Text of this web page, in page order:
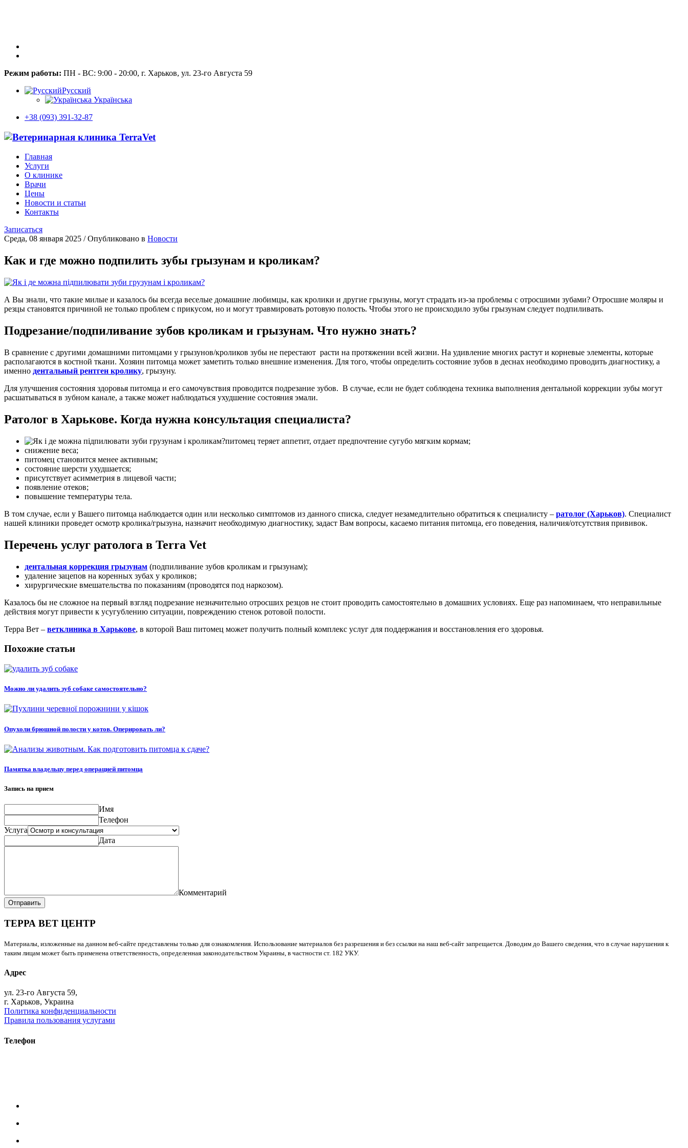
Режим работы: ПН - ВС: 9:00 - 20:00, г. Харьков, ул. 23-го Августа 59
Русский
Українська
+38 (093) 391-32-87
Главная
Услуги
О клинике
Врачи
Цены
Новости и статьи
Контакты
Записаться
Среда, 08 января 2025 /Опубликовано в Новости
Как и где можно подпилить зубы грызунам и кроликам?
А Вы знали, что такие милые и казалось бы всегда веселые домашние любимцы, как кролики и другие грызуны, могут страдать из-за проблемы с отросшими зубами? Отросшие моляры и
резцы становятся причиной не только проблем с прикусом, но и могут травмировать ротовую полость. Чтобы этого не происходило зубы грызунам следует подпиливать.
Подрезание/подпиливание зубов кроликам и грызунам. Что нужно знать?
В сравнение с другими домашними питомцами у грызунов/кроликов зубы не перестают расти на протяжении всей жизни. На удивление многих растут и корневые элементы, которые
располагаются в костной ткани. Хозяин питомца может заметить только внешние изменения. Для того, чтобы определить состояние зубов в деснах необходимо проводить диагностику, а
именно дентальный рентген кролику, грызуну.
Для улучшения состояния здоровья питомца и его самочувствия проводится подрезание зубов. В случае, если не будет соблюдена техника выполнения дентальной коррекции зубы могут
расшатываться в зубном канале, а также может наблюдаться ухудшение состояния эмали.
Ратолог в Харькове. Когда нужна консультация специалиста?
питомец теряет аппетит, отдает предпочтение сугубо мягким кормам;
снижение веса;
питомец становится менее активным;
состояние шерсти ухудшается;
присутствует асимметрия в лицевой части;
появление отеков;
повышение температуры тела.
В том случае, если у Вашего питомца наблюдается один или несколько симптомов из данного списка, следует незамедлительно обратиться к специалисту – ратолог (Харьков). Специалист
нашей клиники проведет осмотр кролика/грызуна, назначит необходимую диагностику, задаст Вам вопросы, касаемо питания питомца, его поведения, наличия/отсутствия прививок.
Перечень услуг ратолога в Terra Vet
дентальная коррекция грызунам (подпиливание зубов кроликам и грызунам);
удаление зацепов на коренных зубах у кроликов;
хирургические вмешательства по показаниям (проводятся под наркозом).
Казалось бы не сложное на первый взгляд подрезание незначительно отросших резцов не стоит проводить самостоятельно в домашних условиях. Еще раз напоминаем, что неправильные
действия могут привести к усугублению ситуации, повреждению стенок ротовой полости.
Терра Вет – ветклиника в Харькове, в которой Ваш питомец может получить полный комплекс услуг для поддержания и восстановления его здоровья.
Похожие статьи
Можно ли удалить зуб собаке самостоятельно?
Опухоли брюшной полости у котов. Оперировать ли?
Памятка владельцу перед операцией питомца
Запись на прием
Имя
Телефон
Услуга
Дата
Комментарий
Отправить
ТЕРРА ВЕТ ЦЕНТР
Материалы, изложенные на данном веб-сайте представлены только для ознакомления. Использование материалов без разрешения и без ссылки на наш веб-сайт запрещается. Доводим до Вашего сведения, что в случае нарушения к
таким лицам может быть применена ответственность, определенная законодательством Украины, в частности ст. 182 УКУ.
Адрес
ул. 23-го Августа 59,
г. Харьков, Украина
Политика конфиденциальности
Правила пользования услугами
Телефон